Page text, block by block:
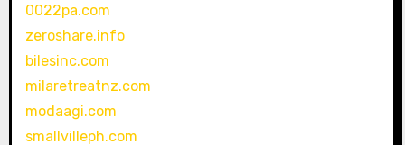
0022pa.com
zeroshare.info
bilesinc.com
milaretreatnz.com
modaagi.com
smallvilleph.com